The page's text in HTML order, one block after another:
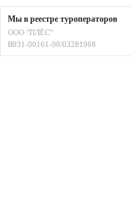
Мы в реестре туроператоров
ООО "ПЛЁС"
В031-00161-00/03281968